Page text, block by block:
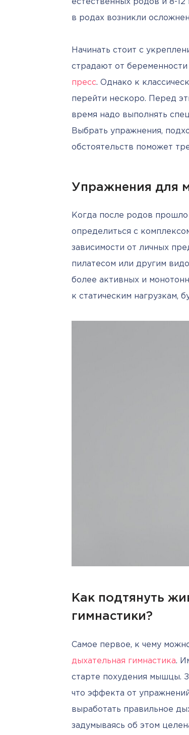
естественных родов и 8-12
в родах возникли
Начинать стоит с
пресс. Однако к
перейти нескоро. Перед
время надо выполнять
Выбрать упражнения,
обстоятельств поможет
Упражнения для
Когда после родов прошло
определиться с
зависимости от личных
пилатесом или другим
более активных и
к статическим нагрузкам,
Как подтянуть
гимнастики?
дыхательная гимнастика.
старте похудения мышцы.
что эффекта от
выработать правильное
задумываясь об этом